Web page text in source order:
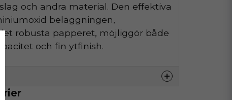
och andra material. Den effektiva
beläggningen,
robusta papperet, möjliggör både
och fin ytfinish.